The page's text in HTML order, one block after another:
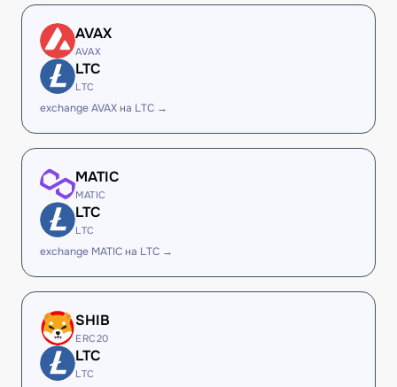
AVAX
AVAX
LTC
LTC
exchange AVAX на LTC →
MATIC
MATIC
LTC
LTC
exchange MATIC на LTC →
SHIB
ERC20
LTC
LTC